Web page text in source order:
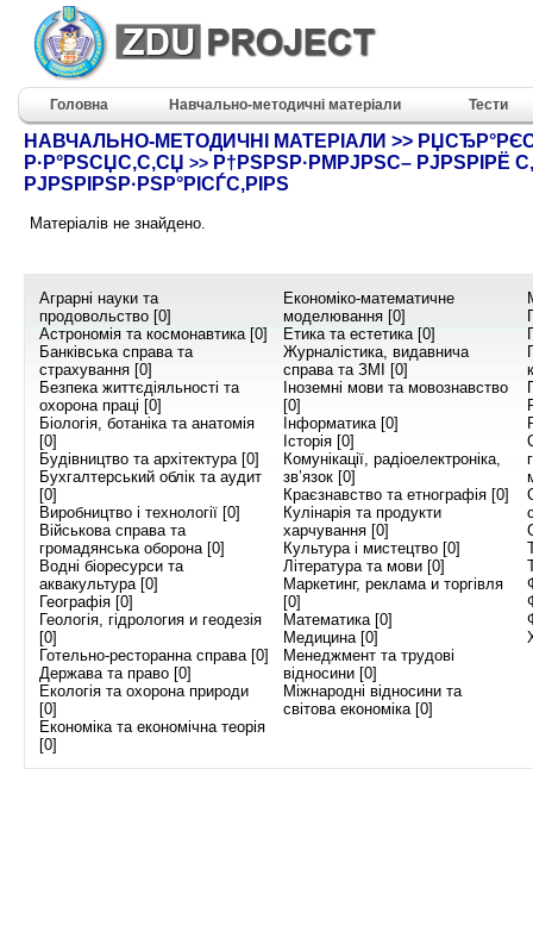
Головна Навчально-методичні матеріали Тести
НАВЧАЛЬНО-МЕТОДИЧНІ МАТЕРІАЛИ >>
Р·Р°РЅСЏС‚С‚СЏ >> Р†РЅРЅР·РΜРЈРЅС– РЈРЅРІРЁ
РЈРЅРІРЅР·РЅР°РІСЃС‚РІРЅ
Матеріалів не знайдено.
Аграрні науки та
продовольство [0]
Астрономія та космонавтика [0]
Банківська справа та
страхування [0]
Безпека життєдіяльності та
охорона праці [0]
Біологія, ботаніка та анатомія
[0]
Будівництво та архітектура [0]
Бухгалтерський облік та аудит
[0]
Виробництво і технології [0]
Військова справа та
громадянська оборона [0]
Водні біоресурси та
аквакультура [0]
Географія [0]
Геологія, гідрология и геодезія
[0]
Готельно-ресторанна справа [0]
Держава та право [0]
Екологія та охорона природи
[0]
Економіка та економічна теорія
[0]
Економіко-математичне
моделювання [0]
Етика та естетика [0]
Журналістика, видавнича
справа та ЗМІ [0]
Іноземні мови та мовознавство
[0]
Інформатика [0]
Історія [0]
Комунікації, радіоелектроніка,
зв’язок [0]
Краєзнавство та етнографія [0]
Кулінарія та продукти
харчування [0]
Культура і мистецтво [0]
Література та мови [0]
Маркетинг, реклама и торгівля
[0]
Математика [0]
Медицина [0]
Менеджмент та трудові
відносини [0]
Міжнародні відносини та
світова економіка [0]